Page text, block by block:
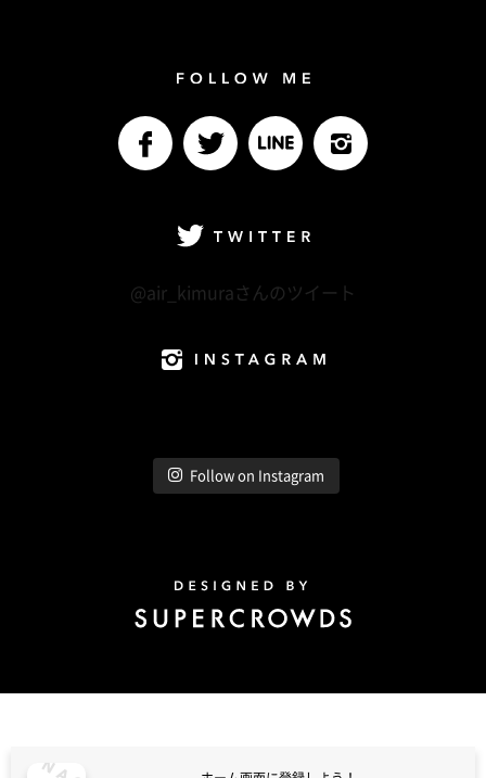
@air_kimuraさんのツイート
Follow on Instagram